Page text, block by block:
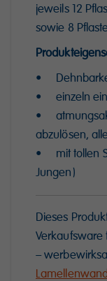
jeweils 12
sowie 8
•
• einzeln
•
abzulösen,
• mit tollen
Jungen)
Dieses
Verkaufsware
–